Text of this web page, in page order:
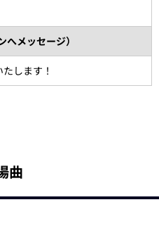
メッセージ）
します！
曲